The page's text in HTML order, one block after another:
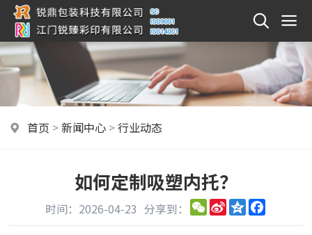
首页 >新闻中心 >行业动态
如何定制吸塑内托？
时间：2026-04-23 分享到： WeChat
Sina
Weibo
Qzone